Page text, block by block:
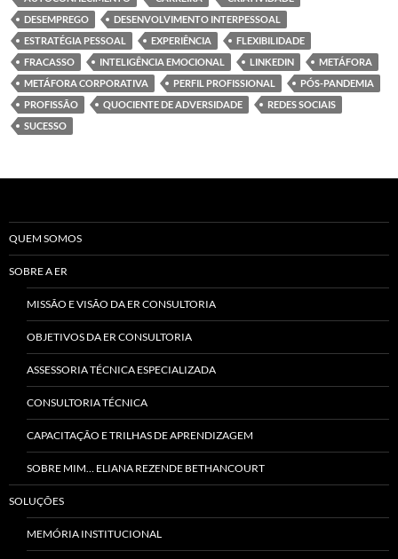
DESEMPREGO
DESENVOLVIMENTO INTERPESSOAL
ESTRATÉGIA PESSOAL
EXPERIÊNCIA
FLEXIBILIDADE
FRACASSO
INTELIGÊNCIA EMOCIONAL LINKEDIN
METÁFORA
METÁFORA CORPORATIVA
PERFIL PROFISSIONAL
PÓS-PANDEMIA
PROFISSÃO
QUOCIENTE DE ADVERSIDADE
REDES SOCIAIS
SUCESSO
QUEM SOMOS
SOBRE A ER
MISSÃO E VISÃO DA ER CONSULTORIA
OBJETIVOS DA ER CONSULTORIA
ASSESSORIA TÉCNICA ESPECIALIZADA
CONSULTORIA TÉCNICA
CAPACITAÇÃO E TRILHAS DE APRENDIZAGEM
SOBRE MIM… ELIANA REZENDE BETHANCOURT
SOLUÇÕES
MEMÓRIA INSTITUCIONAL